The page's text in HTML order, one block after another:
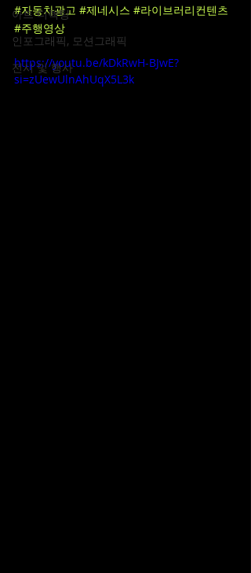
아트 디렉팅
인포그래픽, 모션그래픽
전시 및 행사
#자동차광고 #제네시스 #라이브러리컨텐츠
#주행영상
https://youtu.be/kDkRwH-BJwE?
si=zUewUlnAhUqX5L3k